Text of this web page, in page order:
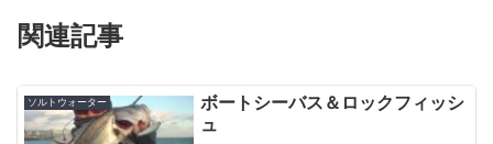
関連記事
ソルトウォーター
ボートシーバス＆ロックフィッシ
ュ